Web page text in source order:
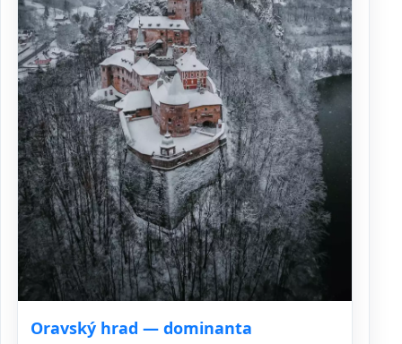
Oravský hrad — dominanta